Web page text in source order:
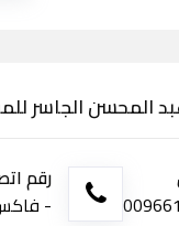
المحسن الجاسر
رقم
- فاكس